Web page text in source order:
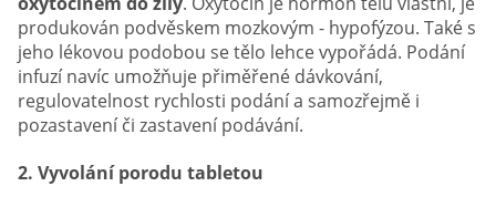
produkován podvěskem mozkovým - hypofýzou. Také s
jeho lékovou podobou se tělo lehce vypořádá. Podání
infuzí navíc umožňuje přiměřené dávkování,
regulovatelnost rychlosti podání a samozřejmě i
pozastavení či zastavení podávání.
2. Vyvolání porodu tabletou